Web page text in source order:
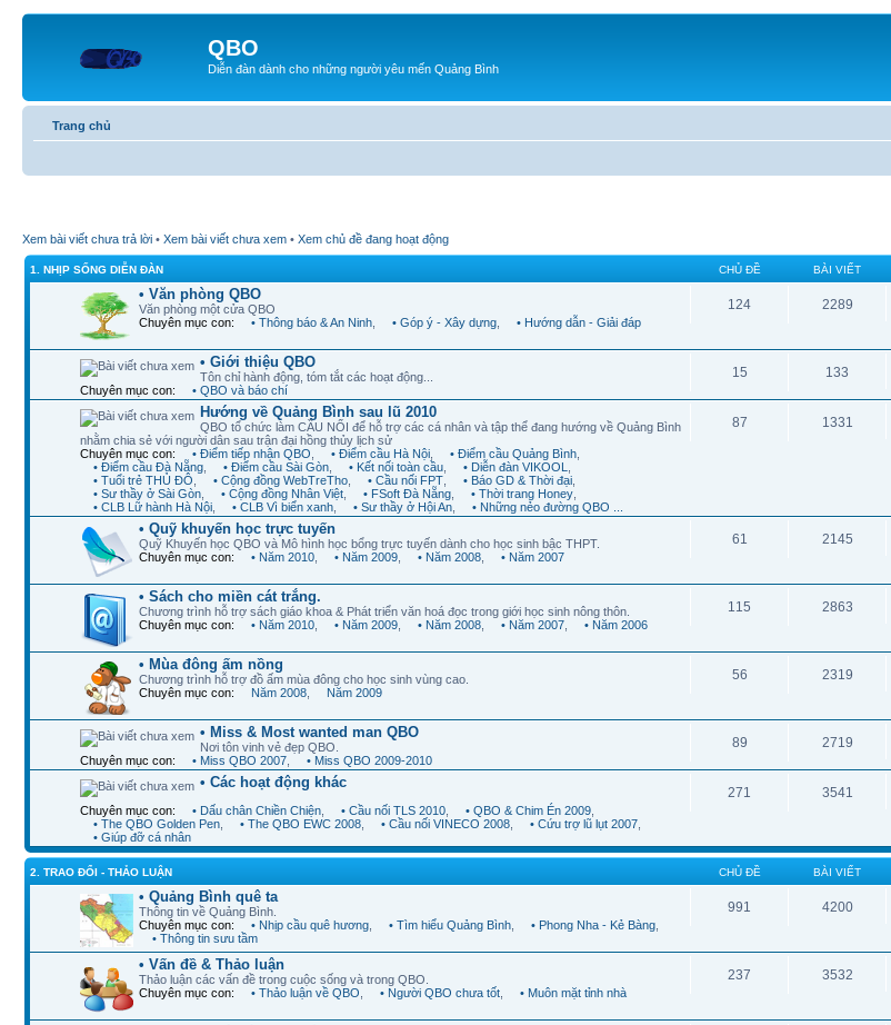
QBO
Diễn đàn dành cho những người yêu mến Quảng Bình
Trang chủ
Xem bài viết chưa trả lời • Xem bài viết chưa xem • Xem chủ đề đang hoạt động
1. NHỊP SỐNG DIỄN ĐÀN CHỦ ĐỀ BÀI VIẾT
• Văn phòng QBO
Văn phòng một cửa QBO
Chuyên mục con:
• Thông báo & An Ninh • Góp ý - Xây dựng • Hướng dẫn - Giải đáp
124 2289
• Giới thiệu QBO
Tôn chỉ hành động, tóm tắt các hoạt động...
Chuyên mục con:
• QBO và báo chí
15 133
Hướng về Quảng Bình sau lũ 2010
QBO tổ chức làm CẦU NỐI để hỗ trợ các cá nhân và tập thể đang hướng về Quảng Bình
nhằm chia sẻ với người dân sau trận đại hồng thủy lịch sử
Chuyên mục con:
• Điểm tiếp nhận QBO • Điểm cầu Hà Nội • Điểm cầu Quảng Bình
• Điểm cầu Đà Nẵng
• Điểm cầu Sài Gòn • Kết nối toàn cầu • Diễn đàn VIKOOL
• Tuổi trẻ THỦ ĐÔ
• Cộng đồng WebTreTho • Cầu nối FPT • Báo GD & Thời đại
• Sư thầy ở Sài Gòn
• Cộng đồng Nhân Việt • FSoft Đà Nẵng • Thời trang Honey
• CLB Lữ hành Hà Nội
• CLB Vì biển xanh • Sư thầy ở Hội An • Những nẻo đường QBO ...
87 1331
• Quỹ khuyến học trực tuyến
Quỹ Khuyến học QBO và Mô hình học bổng trực tuyến dành cho học sinh bậc THPT.
Chuyên mục con:
• Năm 2010 • Năm 2009 • Năm 2008 • Năm 2007
61 2145
• Sách cho miền cát trắng.
Chương trình hỗ trợ sách giáo khoa & Phát triển văn hoá đọc trong giới học sinh nông thôn.
Chuyên mục con:
• Năm 2010 • Năm 2009 • Năm 2008 • Năm 2007 • Năm 2006
115 2863
• Mùa đông ấm nồng
Chương trình hỗ trợ đồ ấm mùa đông cho học sinh vùng cao.
Chuyên mục con:
Năm 2008 Năm 2009
56 2319
• Miss & Most wanted man QBO
Nơi tôn vinh vẻ đẹp QBO.
Chuyên mục con:
• Miss QBO 2007 • Miss QBO 2009-2010
89 2719
• Các hoạt động khác
Chuyên mục con: • Dấu chân Chiền Chiện • Cầu nối TLS 2010 • QBO & Chim Én 2009
• The QBO Golden Pen
• The QBO EWC 2008 • Cầu nối VINECO 2008 • Cứu trợ lũ lụt 2007
• Giúp đỡ cá nhân
271 3541
2. TRAO ĐỔI - THẢO LUẬN CHỦ ĐỀ BÀI VIẾT
• Quảng Bình quê ta
Thông tin về Quảng Bình.
Chuyên mục con:
• Nhịp cầu quê hương • Tìm hiểu Quảng Bình • Phong Nha - Kẻ Bàng
• Thông tin sưu tầm
991 4200
• Vấn đề & Thảo luận
Thảo luận các vấn đề trong cuộc sống và trong QBO.
Chuyên mục con:
• Thảo luận về QBO • Người QBO chưa tốt • Muôn mặt tỉnh nhà
237 3532